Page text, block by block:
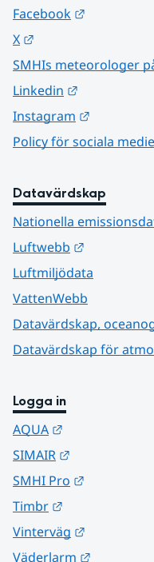
Facebook
X
SMHIs meteorologer
Linkedin
Instagram
Policy för sociala
Datavärdskap
Nationella
Luftwebb
Luftmiljödata
VattenWebb
Datavärdskap,
Datavärdskap för
Logga in
AQUA
SIMAIR
SMHI Pro
Timbr
Vinterväg
Väderlarm